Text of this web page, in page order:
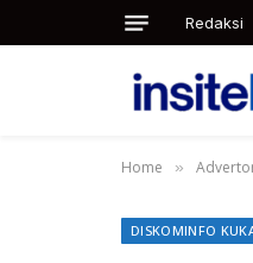
Redaksi
Home »
DISKOMINFO